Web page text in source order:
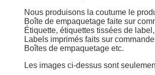
Nous produisons la coutume le
Boîte de empaquetage faite sur
Étiquette, étiquettes tissées de
Labels imprimés faits sur
Boîtes de empaquetage etc.
Les images ci-dessus sont